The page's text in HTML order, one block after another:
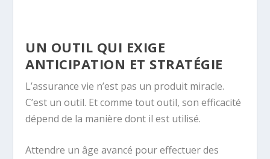
UN OUTIL QUI EXIGE
ANTICIPATION ET STRATÉGIE
L’assurance vie n’est pas un produit miracle.
C’est un outil. Et comme tout outil, son efficacité
dépend de la manière dont il est utilisé.
Attendre un âge avancé pour effectuer des